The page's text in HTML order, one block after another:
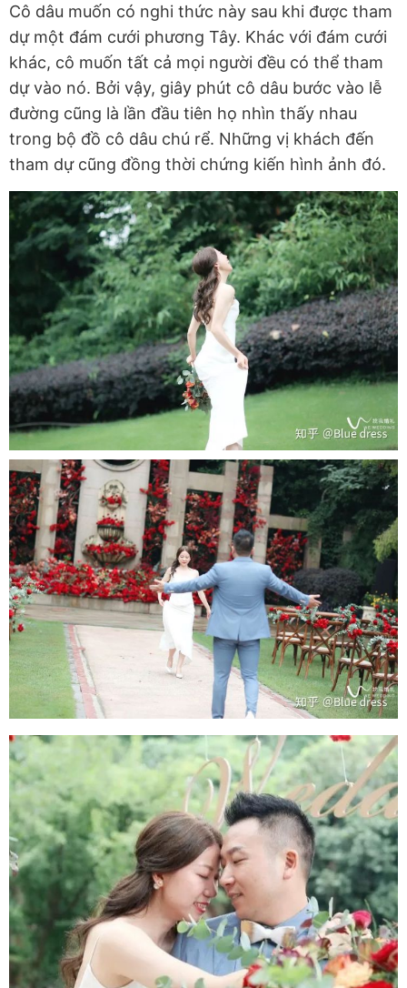
Cô dâu muốn có nghi thức này sau khi được tham
dự một đám cưới phương Tây. Khác với đám cưới
khác, cô muốn tất cả mọi người đều có thể tham
dự vào nó. Bởi vậy, giây phút cô dâu bước vào lễ
đường cũng là lần đầu tiên họ nhìn thấy nhau
trong bộ đồ cô dâu chú rể. Những vị khách đến
tham dự cũng đồng thời chứng kiến hình ảnh đó.